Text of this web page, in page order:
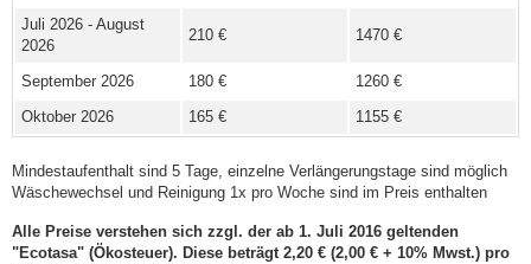
Juli 2026 - August
2026
210 € 1470 €
September 2026 180 €
1260 €
Oktober 2026
165 € 1155 €
Mindestaufenthalt sind 5 Tage, einzelne Verlängerungstage sind möglich
Wäschewechsel und Reinigung 1x pro Woche sind im Preis enthalten
Alle Preise verstehen sich zzgl. der ab 1. Juli 2016 geltenden
"Ecotasa" (Ökosteuer). Diese beträgt 2,20 € (2,00 € + 10% Mwst.) pro